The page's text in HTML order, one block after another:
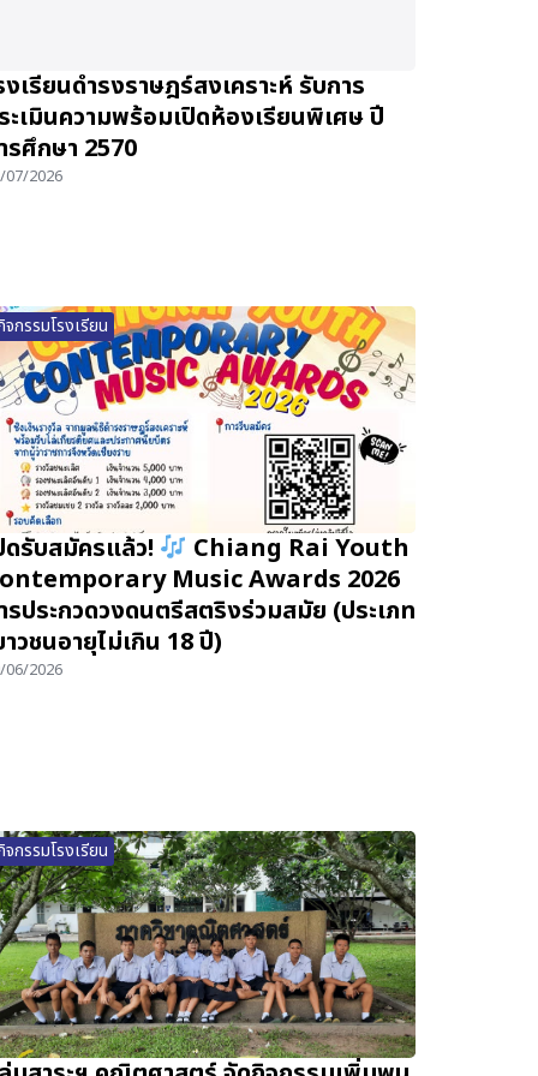
งเรียนดำรงราษฎร์สงเคราะห์ รับการ
ะเมินความพร้อมเปิดห้องเรียนพิเศษ ปี
รศึกษา 2570
07/2026
จกรรมโรงเรียน
ดรับสมัครแล้ว!
Chiang Rai Youth
Music Awards 2026
รประกวดวงดนตรีสตริงร่วมสมัย (ประเภท
าวชนอายุไม่เกิน 18 ปี)
06/2026
จกรรมโรงเรียน